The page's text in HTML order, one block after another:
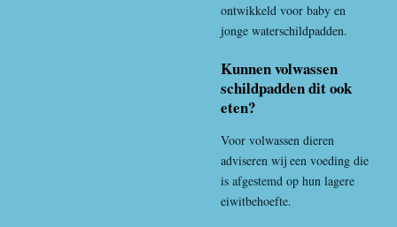
ontwikkeld voor baby en
jonge waterschildpadden.
Kunnen volwassen
schildpadden dit ook
eten?
Voor volwassen dieren
adviseren wij een voeding die
is afgestemd op hun lagere
eiwitbehoefte.